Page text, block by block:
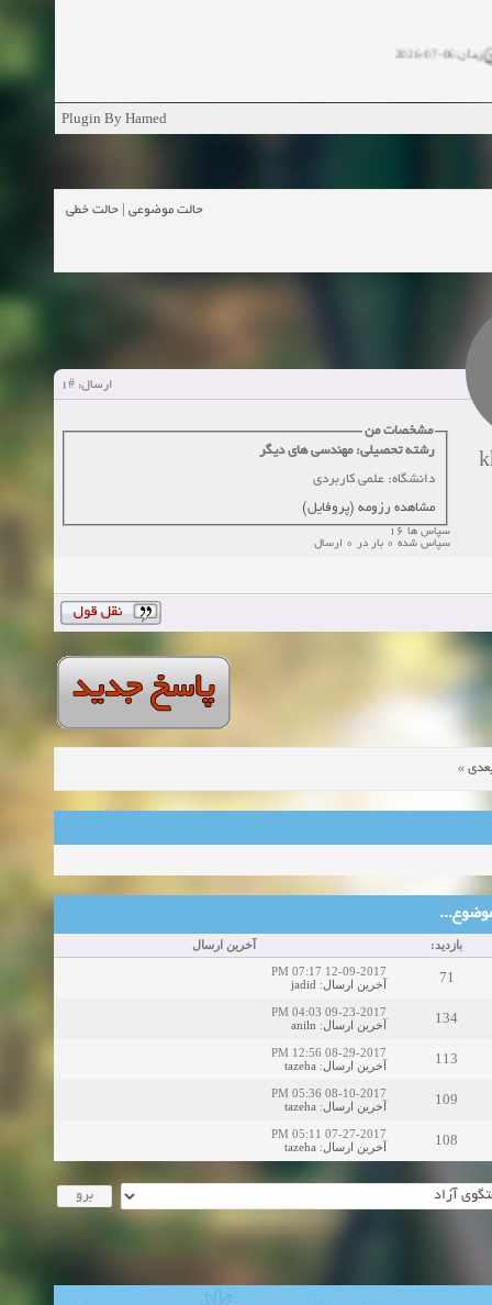
زمان:10-13-2024
زمان:10-11-2024
Plugin By Hamed
حالت موضوعی حالت خطی
ارسال: #1
مشخصات من
رشته تحصیلی: مهندسی های دیگر
دانشگاه: علمی کاربردی
مشاهده رزومه (پروفایل)
سپاس ها 16
سپاس شده 0 بار در 0 ارسال
»
بازدید: آخرین ارسال
71
12-09-2017 07:17 PM
آخرین ارسال:
jadid
134
09-23-2017 04:03 PM
آخرین ارسال:
aniln
113
08-29-2017 12:56 PM
آخرین ارسال:
tazeha
109
08-10-2017 05:36 PM
آخرین ارسال:
tazeha
108
07-27-2017 05:11 PM
آخرین ارسال:
tazeha